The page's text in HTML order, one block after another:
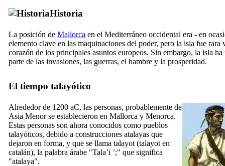
Historia
La posición de Mallorca en el Mediterráneo occidental era - en
elemento clave en las maquinaciones del poder, pero la isla fue rara
corazón de los principales asuntos europeos. Sin embargo, la isla ha
parte de las invasiones, las guerras, el hambre y la prosperidad.
El tiempo talayótico
Alrededor de 1200 aC, las personas, probablemente de
Asia Menor se establecieron en Mallorca y Menorca.
Estas personas son ahora conocidos como pueblos
talayóticos, debido a construcciones atalayas que
dejaron en forma, y que se llama talayot (talayot en
catalán), la palabra árabe "Tala’i ’;" que significa
"atalaya".